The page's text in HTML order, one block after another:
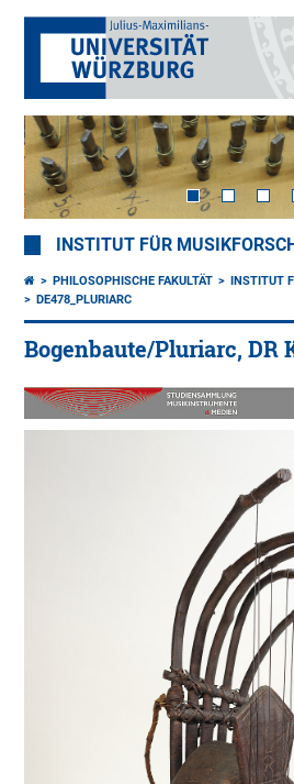
INSTITUT FÜR
PHILOSOPHISCHE FAKULTÄT
INSTITUT
DE478_PLURIARC
Bogenbaute/Pluriarc, DR